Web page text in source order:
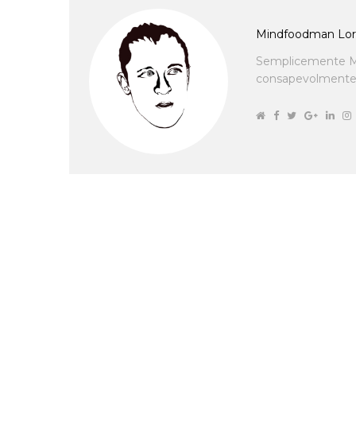
Mindfoodman
Semplicemente